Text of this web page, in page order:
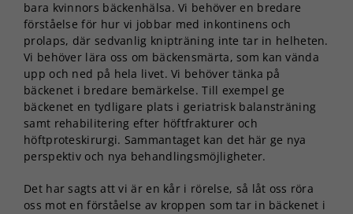
bara kvinnors bäckenhälsa. Vi behöver en bredare
förståelse för hur vi jobbar med inkontinens och
prolaps, där sedvanlig knipträning inte tar in helheten.
Vi behöver lära oss om bäckensmärta, som kan vända
upp och ned på hela livet. Vi behöver tänka på
bäckenet i bredare bemärkelse. Till exempel ge
bäckenet en tydligare plats i geriatrisk balansträning
samt rehabilitering efter höftfrakturer och
höftproteskirurgi. Sammantaget kan det här ge nya
perspektiv och nya behandlingsmöjligheter.
Det har sagts att vi är en kår i rörelse, så låt oss röra
oss mot en förståelse av kroppen som tar in bäckenet i